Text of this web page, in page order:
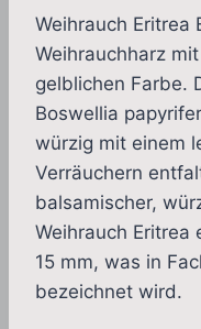
Weihrauch Eritrea
Weihrauchharz
gelblichen Farbe.
Boswellia
würzig mit einem
Verräuchern
balsamischer,
Weihrauch Eritrea
15 mm, was in
bezeichnet wird.